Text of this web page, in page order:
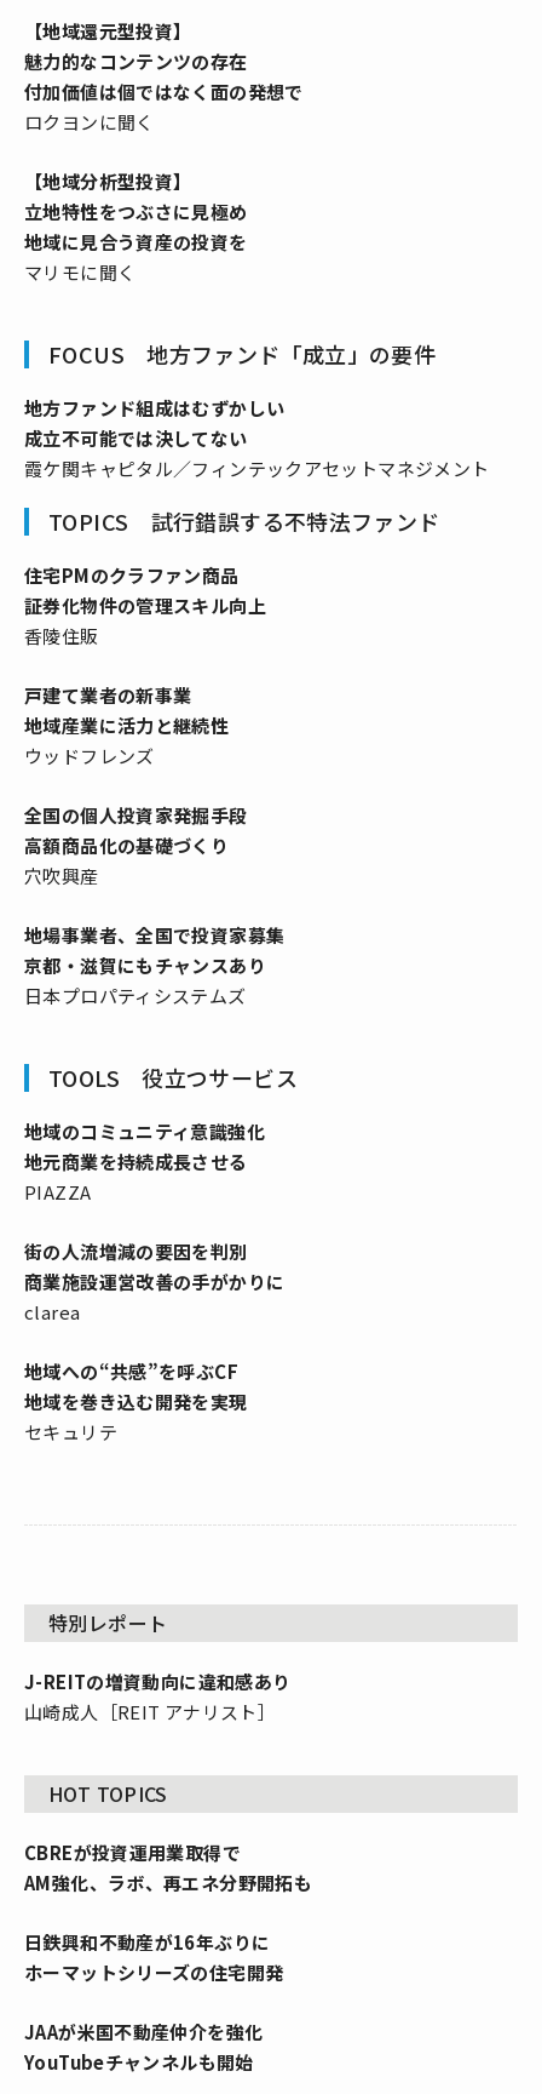
【地域還元型投資】
魅力的なコンテンツの存在
付加価値は個ではなく面の発想で
ロクヨンに聞く
【地域分析型投資】
立地特性をつぶさに見極め
地域に見合う資産の投資を
マリモに聞く
FOCUS 地方ファンド「成立」の要件
地方ファンド組成はむずかしい
成立不可能では決してない
霞ケ関キャピタル／フィンテックアセットマネジメント
TOPICS 試行錯誤する不特法ファンド
住宅PMのクラファン商品
証券化物件の管理スキル向上
香陵住販
戸建て業者の新事業
地域産業に活力と継続性
ウッドフレンズ
全国の個人投資家発掘手段
高額商品化の基礎づくり
穴吹興産
地場事業者、全国で投資家募集
京都・滋賀にもチャンスあり
日本プロパティシステムズ
TOOLS 役立つサービス
地域のコミュニティ意識強化
地元商業を持続成長させる
PIAZZA
街の人流増減の要因を判別
商業施設運営改善の手がかりに
clarea
地域への“共感”を呼ぶCF
地域を巻き込む開発を実現
セキュリテ
特別レポート
J-REITの増資動向に違和感あり
山崎成人［REIT アナリスト］
HOT TOPICS
CBREが投資運用業取得で
AM強化、ラボ、再エネ分野開拓も
日鉄興和不動産が16年ぶりに
ホーマットシリーズの住宅開発
JAAが米国不動産仲介を強化
YouTubeチャンネルも開始